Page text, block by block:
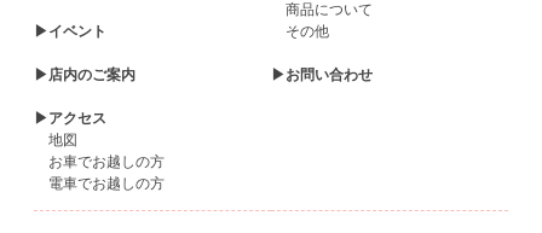
▶イベント
▶店内のご案内
▶アクセス
地図
お車でお越しの方
電車でお越しの方
商品について
その他
▶お問い合わせ